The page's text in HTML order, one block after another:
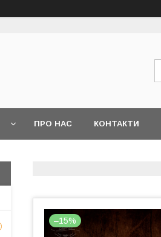
ПРО НАС КОНТАКТИ
–15%